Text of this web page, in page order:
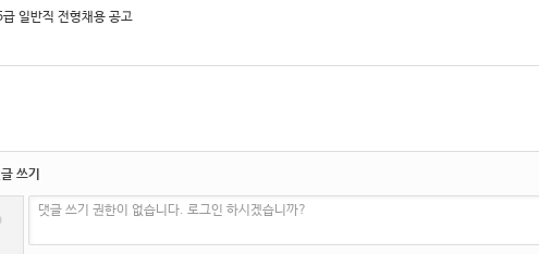
급 일반직 전형채용 공고
쓰기
댓글 쓰기 권한이 없습니다. 로그인 하시겠습니까?